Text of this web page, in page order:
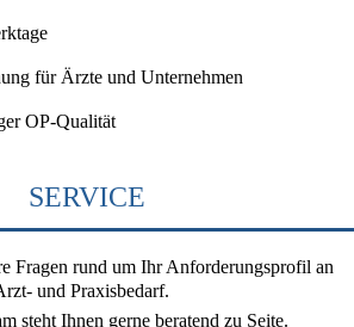
für Ärzte und Unternehmen
OP-Qualität
SERVICE
Fragen rund um Ihr Anforderungsprofil an
und Praxisbedarf.
steht Ihnen gerne beratend zu Seite.